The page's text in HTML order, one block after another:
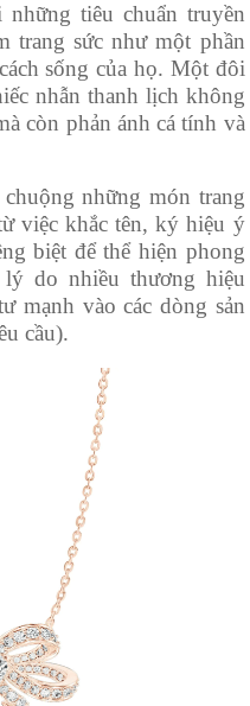
tiêu chuẩn truyền
trang sức như một phần
sống của họ. Một đôi
nhẫn thanh lịch không
còn phản ánh cá tính và
những món trang
việc khắc tên, ký hiệu ý
biệt để thể hiện phong
do nhiều thương hiệu
mạnh vào các dòng sản
cầu).